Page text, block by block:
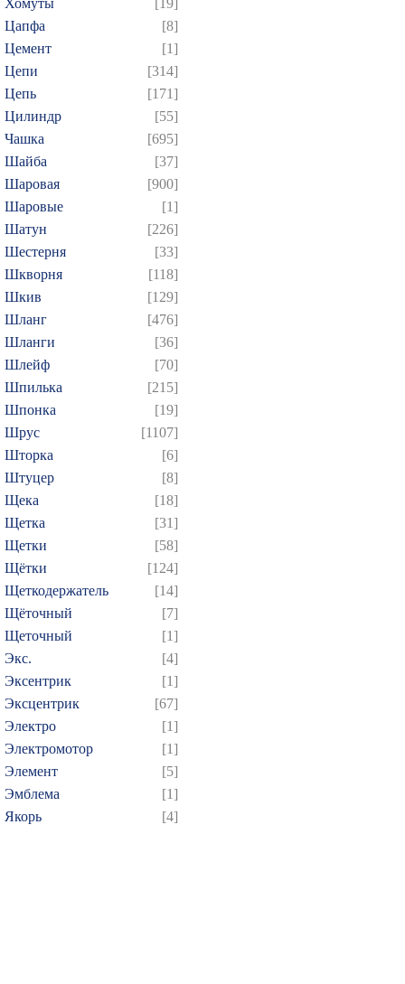
Хомуты
[19]
Цапфа
[8]
Цемент
[1]
Цепи
[314]
Цепь
[171]
Цилиндр
[55]
Чашка
[695]
Шайба
[37]
Шаровая
[900]
Шаровые
[1]
Шатун
[226]
Шестерня
[33]
Шкворня
[118]
Шкив
[129]
Шланг
[476]
Шланги
[36]
Шлейф
[70]
Шпилька
[215]
Шпонка
[19]
Шрус
[1107]
Шторка
[6]
Штуцер
[8]
Щека
[18]
Щетка
[31]
Щетки
[58]
Щётки
[124]
Щеткодержатель
[14]
Щёточный
[7]
Щеточный
[1]
Экс.
[4]
Эксентрик
[1]
Эксцентрик
[67]
Электро
[1]
Электромотор
[1]
Элемент
[5]
Эмблема
[1]
Якорь
[4]